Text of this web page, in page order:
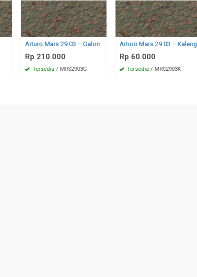
Arturo Mars 29.03 – Galon
Rp 210.000
Tersedia / MRS2903G
Arturo Mars 29.03 – Kaleng
Rp 60.000
Tersedia / MRS2903K